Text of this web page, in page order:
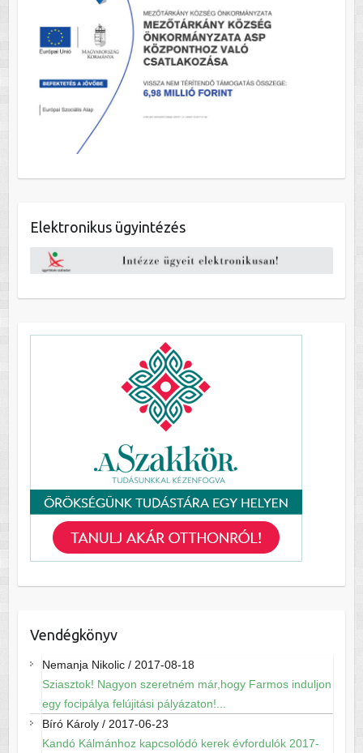
Elektronikus ügyintézés
Vendégkönyv
Nemanja Nikolic/ 2017-08-18
Sziasztok! Nagyon szeretném már,hogy Farmos induljon
egy focipálya felújitási pályázaton!...
Bíró Károly/ 2017-06-23
Kandó Kálmánhoz kapcsolódó kerek évfordulók 2017-